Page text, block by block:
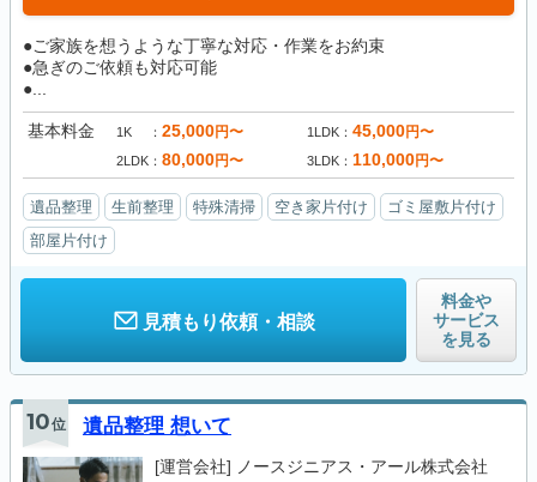
●ご家族を想うような丁寧な対応・作業をお約束
●急ぎのご依頼も対応可能
●...
基本料金 1K 25,000円〜 1LDK 45,000円〜
2LDK 80,000円〜 3LDK 110,000円〜
遺品整理 生前整理 特殊清掃 空き家片付け
ゴミ屋敷片付け
部屋片付け
見積もり依頼・相談
料金や
サービス
を見る
10位 遺品整理 想いて
[運営会社] ノースジニアス・アール株式会社